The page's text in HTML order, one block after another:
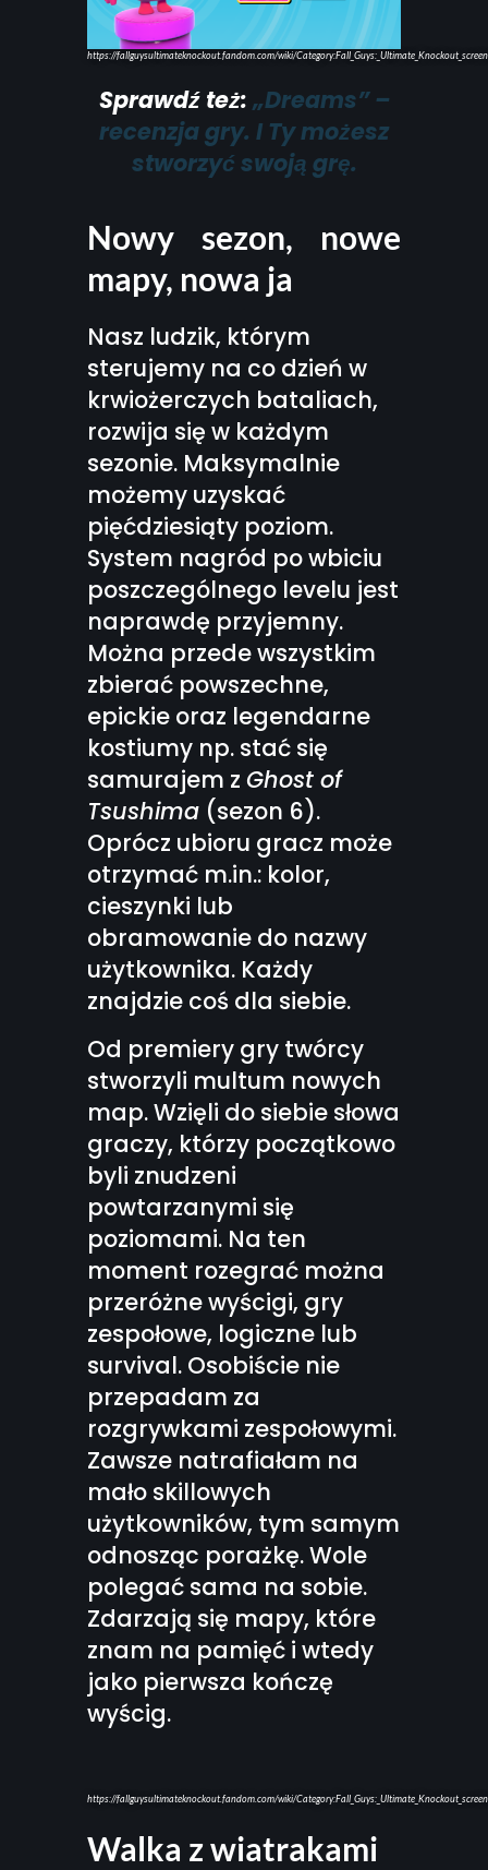
https://fallguysultimateknockout.fandom.com/wiki/
Sprawdź też: „Dreams” –
recenzja gry. I Ty możesz
stworzyć swoją grę.
Nowy sezon, nowe
mapy, nowa ja
Nasz ludzik, którym
sterujemy na co dzień w
krwiożerczych bataliach,
rozwija się w każdym
sezonie. Maksymalnie
możemy uzyskać
pięćdziesiąty poziom.
System nagród po wbiciu
poszczególnego levelu jest
naprawdę przyjemny.
Można przede wszystkim
zbierać powszechne,
epickie oraz legendarne
kostiumy np. stać się
samurajem z Ghost of
Tsushima (sezon 6).
Oprócz ubioru gracz może
otrzymać m.in.: kolor,
cieszynki lub
obramowanie do nazwy
użytkownika. Każdy
znajdzie coś dla siebie.
Od premiery gry twórcy
stworzyli multum nowych
map. Wzięli do siebie słowa
graczy, którzy początkowo
byli znudzeni
powtarzanymi się
poziomami. Na ten
moment rozegrać można
przeróżne wyścigi, gry
zespołowe, logiczne lub
survival. Osobiście nie
przepadam za
rozgrywkami zespołowymi.
Zawsze natrafiałam na
mało skillowych
użytkowników, tym samym
odnosząc porażkę. Wole
polegać sama na sobie.
Zdarzają się mapy, które
znam na pamięć i wtedy
jako pierwsza kończę
wyścig.
https://fallguysultimateknockout.fandom.com/wiki/
Walka z wiatrakami